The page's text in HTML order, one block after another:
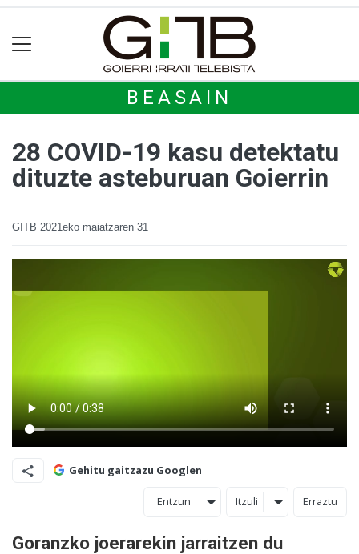
BEASAIN
28 COVID-19 kasu detektatu
dituzte asteburuan Goierrin
GITB 2021eko maiatzaren 31
Gehitu gaitzazu Googlen
Entzun Itzuli Erraztu
Goranzko joerarekin jarraitzen du